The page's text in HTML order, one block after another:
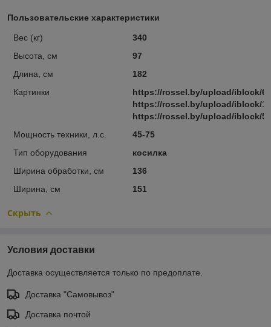
Пользовательские характеристики
Вес (кг)
340
Высота, см
97
Длина, см
182
Картинки
https://rossel.by/upload/iblock/
https://rossel.by/upload/iblock/
https://rossel.by/upload/iblock/
Мощность техники, л.с.
45-75
Тип оборудования
косилка
Ширина обработки, см
136
Ширина, см
151
Скрыть
Условия доставки
Доставка осуществляется только по предоплате.
Доставка "Самовывоз"
Доставка почтой